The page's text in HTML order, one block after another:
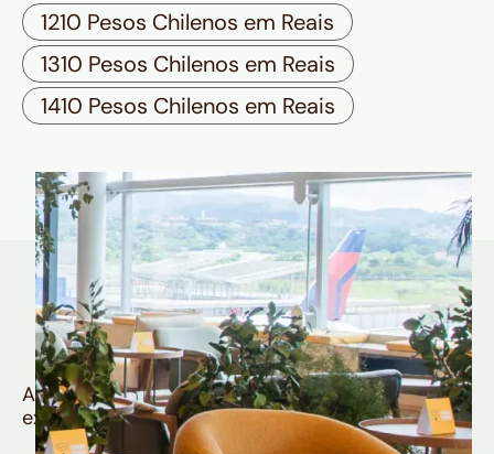
1210 Pesos Chilenos em Reais
1310 Pesos Chilenos em Reais
1410 Pesos Chilenos em Reais
Quem é Nomad tem
muito mais
Aproveite todos os benefícios e vantagens
exclusivas da sua Conta Internacional